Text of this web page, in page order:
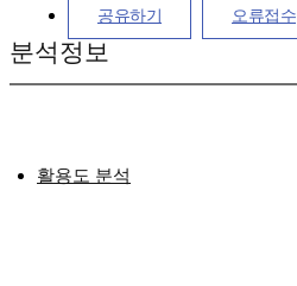
공유하기 오류접수
분석정보
활용도 분석